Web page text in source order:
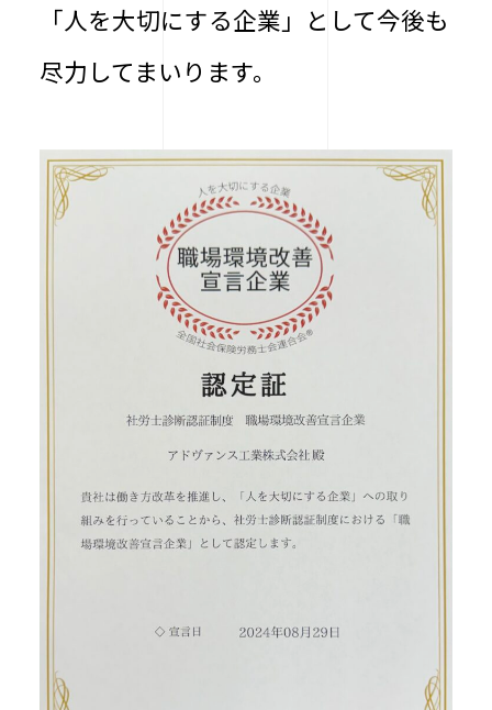
「人を大切にする企業」として今後も
尽力してまいります。